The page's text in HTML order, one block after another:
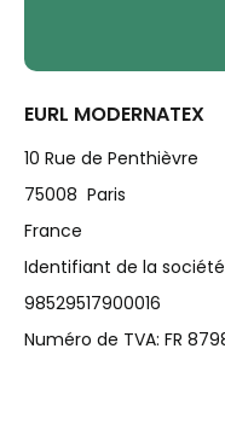
EURL MODERNATEX
10 Rue de Penthièvre
75008 Paris
France
Identifiant de la société:
98529517900016
Numéro de TVA: FR